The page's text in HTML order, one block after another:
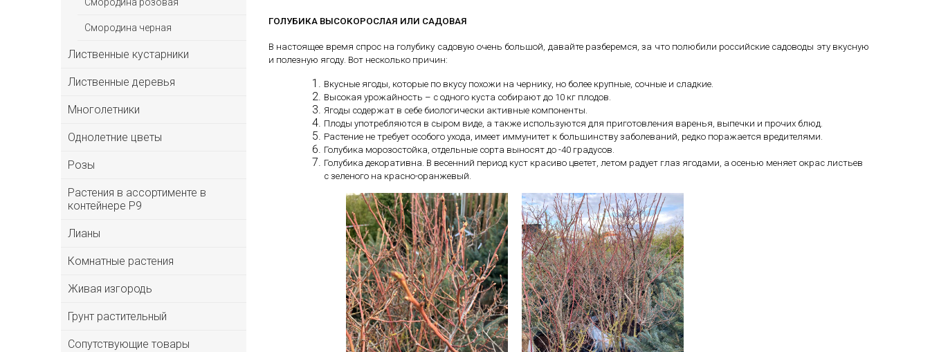
Смородина розовая
Смородина черная
Лиственные кустарники
Лиственные деревья
Многолетники
Однолетние цветы
Розы
Растения в ассортименте в
контейнере P9
Лианы
Комнатные растения
Живая изгородь
Грунт растительный
Сопутствующие товары
ГОЛУБИКА ВЫСОКОРОСЛАЯ ИЛИ САДОВАЯ
В настоящее время спрос на голубику садовую очень большой, давайте разберемся, за что полюбили российские садоводы эту вкусную
и полезную ягоду. Вот несколько причин:
Вкусные ягоды, которые по вкусу похожи на чернику, но более крупные, сочные и сладкие.
Высокая урожайность – с одного куста собирают до 10 кг плодов.
Ягоды содержат в себе биологически активные компоненты.
Плоды употребляются в сыром виде, а также используются для приготовления варенья, выпечки и прочих блюд.
Растение не требует особого ухода, имеет иммунитет к большинству заболеваний, редко поражается вредителями.
Голубика морозостойка, отдельные сорта выносят до -40 градусов.
Голубика декоративна. В весенний период куст красиво цветет, летом радует глаз ягодами, а осенью меняет окрас листьев
с зеленого на красно-оранжевый.